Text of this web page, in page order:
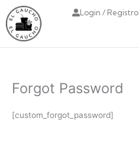
Login / Registro
Forgot Password
[custom_forgot_password]